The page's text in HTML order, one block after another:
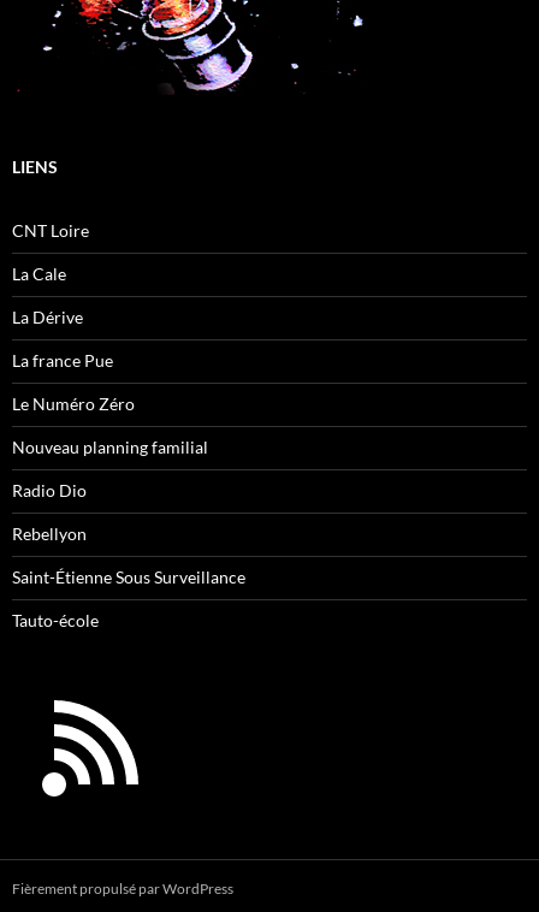
LIENS
CNT Loire
La Cale
La Dérive
La france Pue
Le Numéro Zéro
Nouveau planning familial
Radio Dio
Rebellyon
Saint-Étienne Sous Surveillance
Tauto-école
Fièrement propulsé par WordPress